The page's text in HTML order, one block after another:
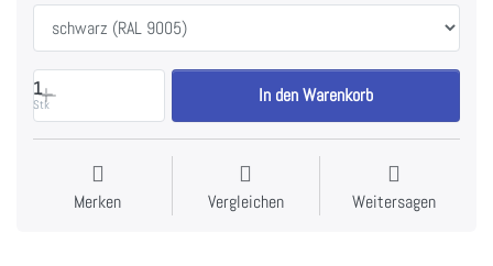
1
Stk In den Warenkorb
Merken Vergleichen Weitersagen